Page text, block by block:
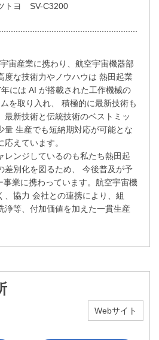
トヨ SV-C3200
宙産業に携わり、航空宇宙機器部
度な技術力やノウハウは 熱田起業
には AI が搭載された工作機械の
を取り入れ、 積極的に最新技術も
最新技術と伝統技術のベストミッ
量 生産でも短納期対応が可能とな
えています。
レンジしているのも私たち熱田起
差別化を図るため、 今後普及が予
業に携わっています。航空宇宙機
、協力 会社との連携により、組
浄等、付加価値を加えた一貫生産
Webサイト